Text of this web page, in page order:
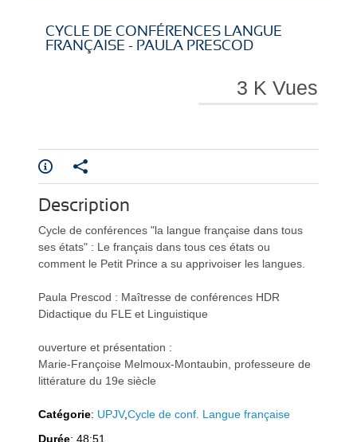
i
e
l
i
e
l
CYCLE DE CONFÉRENCES LANGUE
FRANÇAISE - PAULA PRESCOD
3 K Vues
Description
Cycle de conférences "la langue française dans tous
ses états" : Le français dans tous ces états ou
comment le Petit Prince a su apprivoiser les langues.
Paula Prescod : Maîtresse de conférences HDR
Didactique du FLE et Linguistique
ouverture et présentation :
Marie-Françoise Melmoux-Montaubin, professeure de
littérature du 19e siècle
Catégorie: UPJV,Cycle de conf. Langue française
Durée: 48:51